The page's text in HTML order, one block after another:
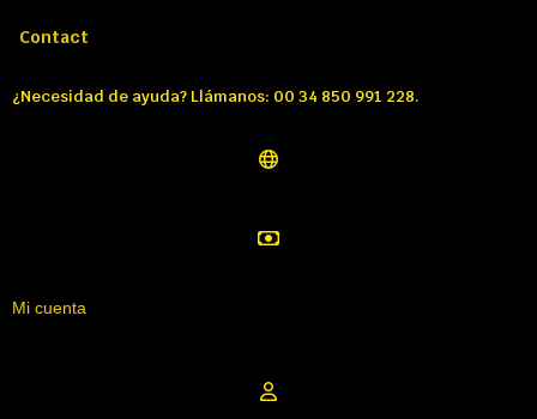
Contact
¿Necesidad de ayuda? Llámanos: 00 34 850 991 228.
Mi cuenta